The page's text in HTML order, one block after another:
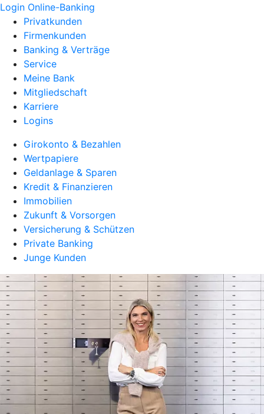
Login Online-Banking
Privatkunden
Firmenkunden
Banking & Verträge
Service
Meine Bank
Mitgliedschaft
Karriere
Logins
Girokonto & Bezahlen
Wertpapiere
Geldanlage & Sparen
Kredit & Finanzieren
Immobilien
Zukunft & Vorsorgen
Versicherung & Schützen
Private Banking
Junge Kunden